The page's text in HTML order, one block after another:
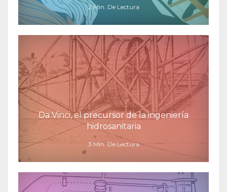
2 Min. De Lectura
Da Vinci, el precursor de la ingeniería
hidrosanitaria
3 Min. De Lectura